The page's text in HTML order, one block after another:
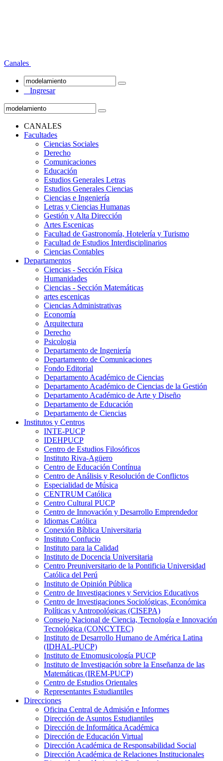
Canales
Ingresar
CANALES
Facultades
Ciencias Sociales
Derecho
Comunicaciones
Educación
Estudios Generales Letras
Estudios Generales Ciencias
Ciencias e Ingeniería
Letras y Ciencias Humanas
Gestión y Alta Dirección
Artes Escenicas
Facultad de Gastronomía, Hotelería y Turismo
Facultad de Estudios Interdisciplinarios
Ciencias Contables
Departamentos
Ciencias - Sección Física
Humanidades
Ciencias - Sección Matemáticas
artes escenicas
Ciencias Administrativas
Economía
Arquitectura
Derecho
Psicologia
Departamento de Ingeniería
Departamento de Comunicaciones
Fondo Editorial
Departamento Académico de Ciencias
Departamento Académico de Ciencias de la Gestión
Departamento Académico de Arte y Diseño
Departamento de Educación
Departamento de Ciencias
Institutos y Centros
INTE-PUCP
IDEHPUCP
Centro de Estudios Filosóficos
Instituto Riva-Agüero
Centro de Educación Contínua
Centro de Análisis y Resolución de Conflictos
Especialidad de Música
CENTRUM Católica
Centro Cultural PUCP
Centro de Innovación y Desarrollo Emprendedor
Idiomas Católica
Conexión Bíblica Universitaria
Instituto Confucio
Instituto para la Calidad
Instituto de Docencia Universitaria
Centro Preuniversitario de la Pontificia Universidad
Católica del Perú
Instituto de Opinión Pública
Centro de Investigaciones y Servicios Educativos
Centro de Investigaciones Sociológicas, Económica
Políticas y Antropológicas (CISEPA)
Consejo Nacional de Ciencia, Tecnología e Innovación
Tecnológica (CONCYTEC)
Instituto de Desarrollo Humano de América Latina
(IDHAL-PUCP)
Instituto de Etnomusicología PUCP
Instituto de Investigación sobre la Enseñanza de las
Matemáticas (IREM-PUCP)
Centro de Estudios Orientales
Representantes Estudiantiles
Direcciones
Oficina Central de Admisión e Informes
Dirección de Asuntos Estudiantiles
Dirección de Informática Académica
Dirección de Educación Virtual
Dirección Académica de Responsabilidad Social
Dirección Académica de Relaciones Institucionales